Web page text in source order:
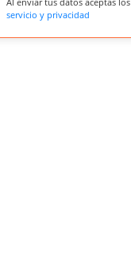
servicio y privacidad